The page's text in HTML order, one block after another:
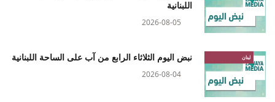
اللبنانية
2026-08-05
لبنان نبض اليوم الثلاثاء الرابع من آب على الساحة اللبنانية
2026-08-04